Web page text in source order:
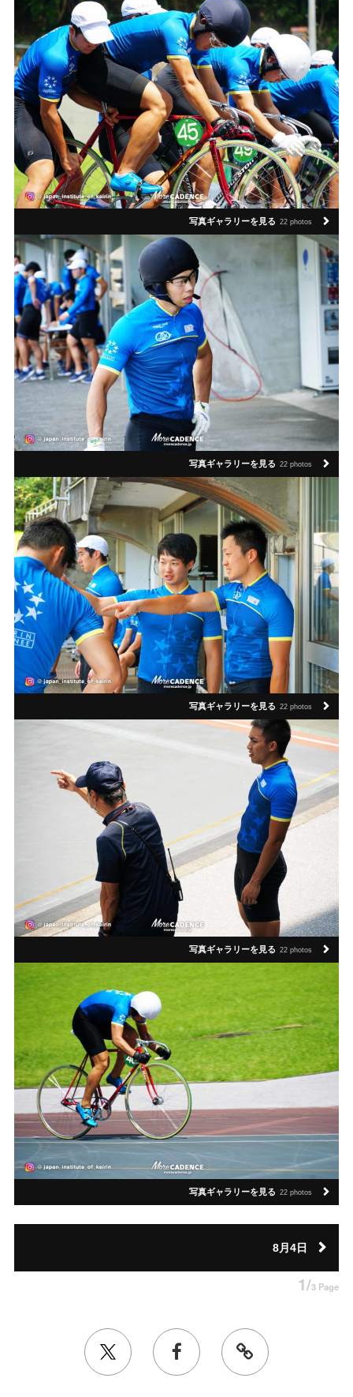
写真ギャラリーを見る 22 photos
写真ギャラリーを見る 22 photos
写真ギャラリーを見る 22 photos
写真ギャラリーを見る 22 photos
写真ギャラリーを見る 22 photos
8月4日
1/3 Page